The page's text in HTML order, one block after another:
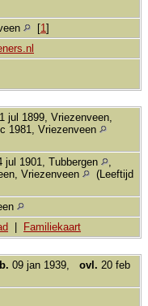
[1 ]
jul 1899, Vriezenveen,
1981, Vriezenveen
jul 1901, Tubbergen
Vriezenveen
(Leeftijd
Familiekaart
09 jan 1939, ovl. 20 feb